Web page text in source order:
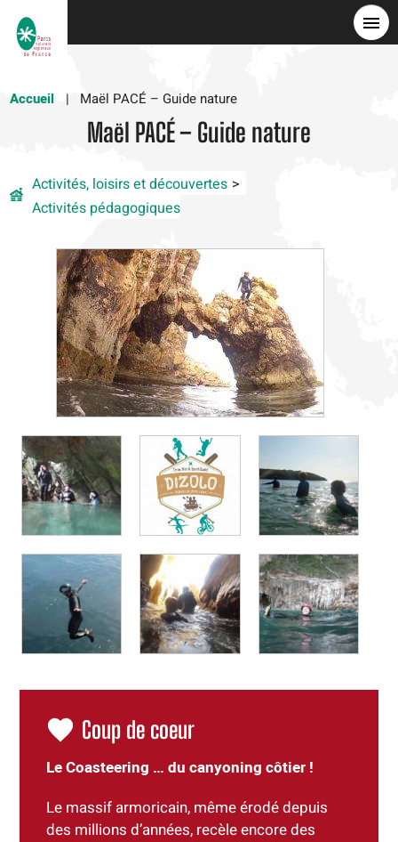
Accueil
Maël PACÉ – Guide nature
Maël PACÉ – Guide nature
Activités, loisirs et découvertes
Activités pédagogiques
Coup de coeur
Le Coasteering … du canyoning côtier !
Le massif armoricain, même érodé depuis
des millions d’années, recèle encore des